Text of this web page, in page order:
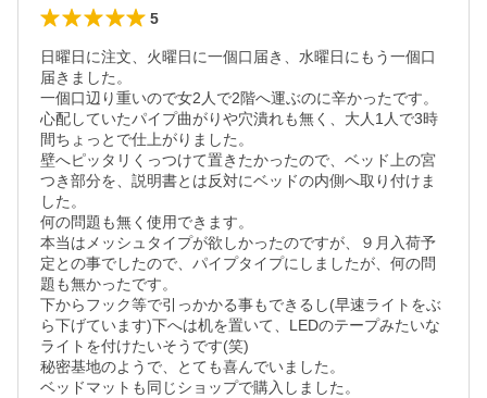
5
日曜日に注文、火曜日に一個口届き、水曜日にもう一個口
届きました。
一個口辺り重いので女2人で2階へ運ぶのに辛かったです。
心配していたパイプ曲がりや穴潰れも無く、大人1人で3時
間ちょっとで仕上がりました。
壁へピッタリくっつけて置きたかったので、ベッド上の宮
つき部分を、説明書とは反対にベッドの内側へ取り付けま
した。
何の問題も無く使用できます。
本当はメッシュタイプが欲しかったのですが、９月入荷予
定との事でしたので、パイプタイプにしましたが、何の問
題も無かったです。
下からフック等で引っかかる事もできるし(早速ライトをぶ
ら下げています)下へは机を置いて、LEDのテープみたいな
ライトを付けたいそうです(笑)
秘密基地のようで、とても喜んでいました。
ベッドマットも同じショップで購入しました。